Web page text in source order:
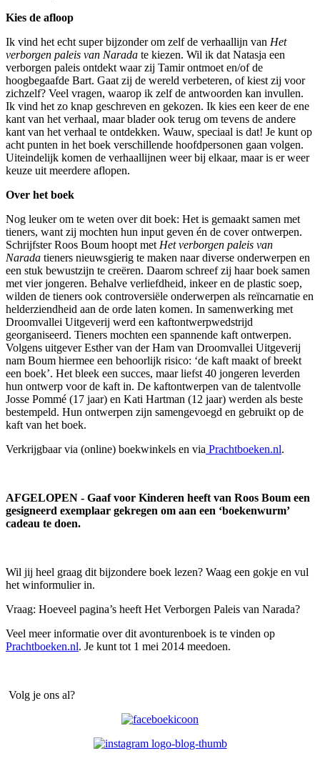
Kies de afloop
Ik vind het echt super bijzonder om zelf de verhaallijn van Het
verborgen paleis van Narada te kiezen. Wil ik dat Natasja een
verborgen paleis ontdekt waar zij Tamir ontmoet en/of de
hoogbegaafde Bart. Gaat zij de wereld verbeteren, of kiest zij voor
zichzelf? Veel vragen, waarop ik zelf de antwoorden kan invullen.
Ik vind het zo knap geschreven en gekozen. Ik kies een keer de ene
kant van het verhaal, maar blader ook terug om tevens de andere
kant van het verhaal te ontdekken. Wauw, speciaal is dat! Je kunt op
acht punten in het boek verschillende hoofdpersonen gaan volgen.
Uiteindelijk komen de verhaallijnen weer bij elkaar, maar is er weer
keuze uit meerdere aflopen.
Over het boek
Nog leuker om te weten over dit boek: Het is gemaakt samen met
tieners, want zij mochten hun input geven én de cover ontwerpen.
Schrijfster Roos Boum hoopt met Het verborgen paleis van
Narada tieners nieuwsgierig te maken naar diverse onderwerpen en
een stuk bewustzijn te creëren. Daarom schreef zij haar boek samen
met vier jongeren. Behalve verliefdheid, inkeer en de plastic soep,
wilden de tieners ook controversiële onderwerpen als reïncarnatie en
helderziendheid aan de orde laten komen. In samenwerking met
Droomvallei Uitgeverij werd een kaftontwerpwedstrijd
georganiseerd. Tieners mochten een spannende kaft ontwerpen.
Volgens uitgever Esther van der Ham van Droomvallei Uitgeverij
nam Boum hiermee een behoorlijk risico: ‘de kaft maakt of breekt
een boek’. Het bleek een succes, maar liefst 40 jongeren leverden
hun ontwerp voor de kaft in. De kaftontwerpen van de talentvolle
Josse Pommé (17 jaar) en Kati Hartman (12 jaar) werden als beste
bestempeld. Hun ontwerpen zijn samengevoegd en gebruikt op de
kaft van het boek.
Verkrijgbaar via (online) boekwinkels en via Prachtboeken.nl.
AFGELOPEN - Gaaf voor Kinderen heeft van Roos Boum een
gesigneerd exemplaar gekregen om aan een ‘boekenwurm’
cadeau te doen.
Wil jij heel graag dit bijzondere boek lezen? Waag een gokje en vul
het winformulier in.
Vraag: Hoeveel pagina’s heeft Het Verborgen Paleis van Narada?
Veel meer informatie over dit avonturenboek is te vinden op
Prachtboeken.nl. Je kunt tot 1 mei 2014 meedoen.
Volg je ons al?